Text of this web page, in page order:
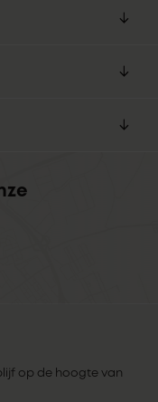
op de hoogte van